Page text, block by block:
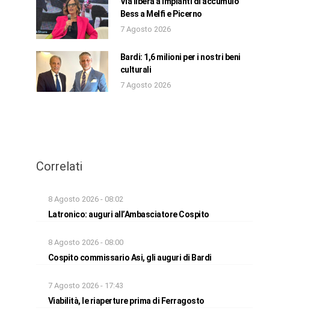
Bess a Melfi e Picerno
7 Agosto 2026
Bardi: 1,6 milioni per i nostri beni
culturali
7 Agosto 2026
Correlati
8 Agosto 2026 - 08:02
Latronico: auguri all’Ambasciatore Cospito
8 Agosto 2026 - 08:00
Cospito commissario Asi, gli auguri di Bardi
7 Agosto 2026 - 17:43
Viabilità, le riaperture prima di Ferragosto